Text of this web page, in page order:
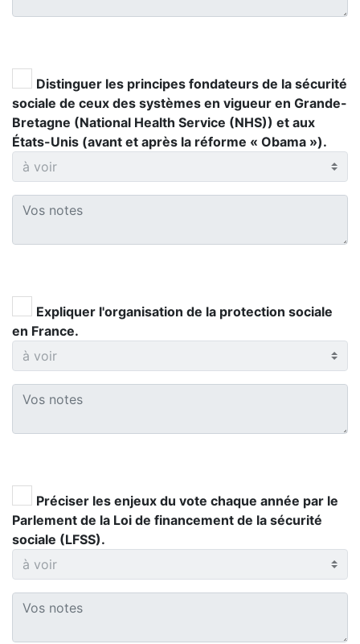
Distinguer les principes fondateurs de la sécurité
sociale de ceux des systèmes en vigueur en Grande-
Bretagne (National Health Service (NHS)) et aux
États-Unis (avant et après la réforme « Obama »).
Expliquer l'organisation de la protection sociale
en France.
Préciser les enjeux du vote chaque année par le
Parlement de la Loi de financement de la sécurité
sociale (LFSS).